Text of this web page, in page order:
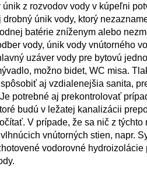
z rozvodov vody v kúpeľni
únik vody, ktorý
batérie zníženym alebo
vody, únik vody vnútorného
uzáver vody pre bytovú
možno bidet, WC misa.
aj vzdialenejšia sanita,
potrebné aj prekontrolovať
budú v ležatej kanalizácii
V prípade, že sa nič z
vnútorných stien, napr.
vodorovné hydroizolácie